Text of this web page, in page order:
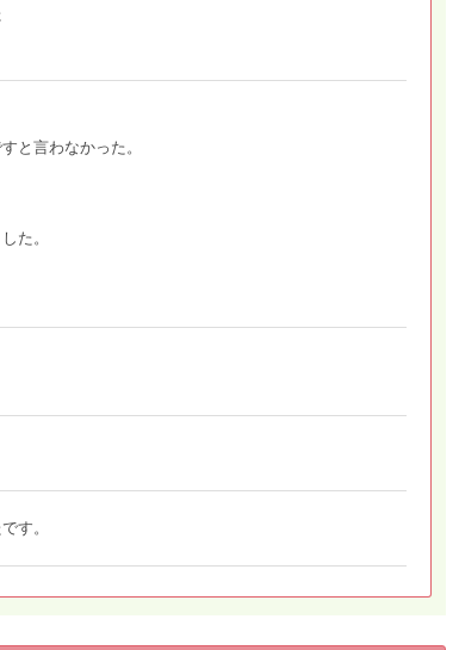
と言わなかった。
た。
す。